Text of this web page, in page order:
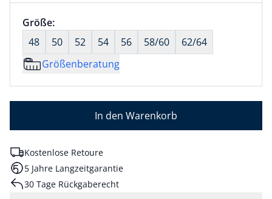
Größenauswahl:
Größe:nichts ausgewählt
48
50 52 54 56 58/60
62/64
Größenberatung
In den Warenkorb
Kostenlose Retoure
5 Jahre Langzeitgarantie
30 Tage Rückgaberecht